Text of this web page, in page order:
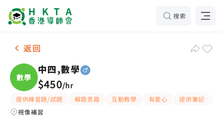
搜索
男-1名 中四,數學 補習推介
返回
數學
中四,數學
$450/hr
提供練習題/試題 解題思路 互動教學 有愛心 提供筆記
視像補習